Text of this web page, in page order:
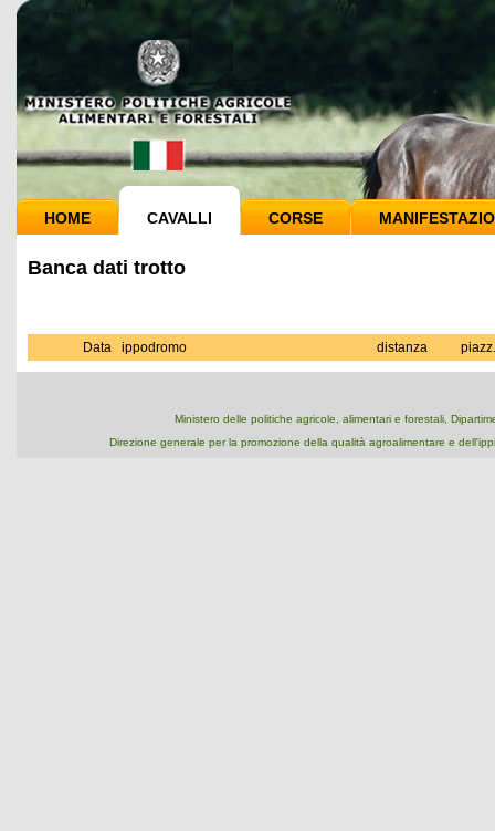
HOME CAVALLI CORSE
Banca dati trotto
Data ippodromo distanza piazz.
Ministero delle politiche agricole, alimentari e forestali,
Direzione generale per la promozione della qualità agroalimentare e